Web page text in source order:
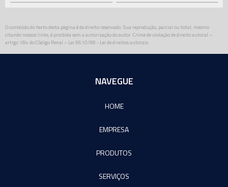
O conteúdo do texto desta página é de direito reservado. Sua reprodução, parcial ou total, mesmo
citando nossos links, é proibida sem a autorização do autor. Crime de violação de direito autoral –
artigo 184 do Código Penal – Lei 9610/98 - Lei de direitos autorais.
NAVEGUE
HOME
EMPRESA
PRODUTOS
SERVIÇOS